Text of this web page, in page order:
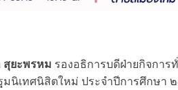
สุยะพรหม รองอธิการบดีฝ่ายกิจกา
มนิเทศนิสิตใหม่ ประจำปีการศึกษ